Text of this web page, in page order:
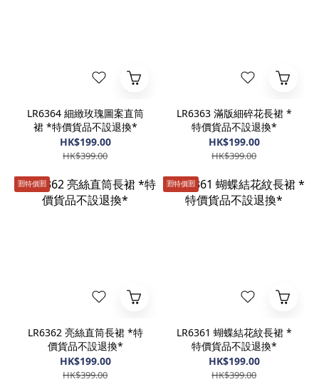
LR6364 細緻玫瑰圖案直筒
裙 *特價貨品不設退換*
HK$199.00
HK$399.00
LR6363 滿版細碎花長裙 *
特價貨品不設退換*
HK$199.00
HK$399.00
🈹️特價🈹️
LR6362 亮絲直筒長裙 *特
價貨品不設退換*
HK$199.00
HK$399.00
🈹️特價🈹️
LR6361 蝴蝶結花紋長裙 *
特價貨品不設退換*
HK$199.00
HK$399.00